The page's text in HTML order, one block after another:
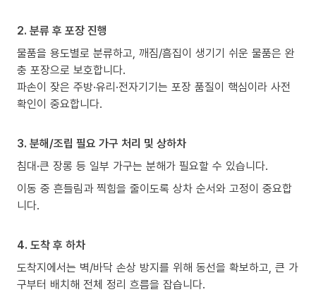
2. 분류 후 포장 진행
물품을 용도별로 분류하고, 깨짐/흠집이 생기기 쉬운 물품은 완
충 포장으로 보호합니다.
파손이 잦은 주방·유리·전자기기는 포장 품질이 핵심이라 사전
확인이 중요합니다.
3. 분해/조립 필요 가구 처리 및 상하차
침대·큰 장롱 등 일부 가구는 분해가 필요할 수 있습니다.
이동 중 흔들림과 찍힘을 줄이도록 상차 순서와 고정이 중요합
니다.
4. 도착 후 하차
도착지에서는 벽/바닥 손상 방지를 위해 동선을 확보하고, 큰 가
구부터 배치해 전체 정리 흐름을 잡습니다.